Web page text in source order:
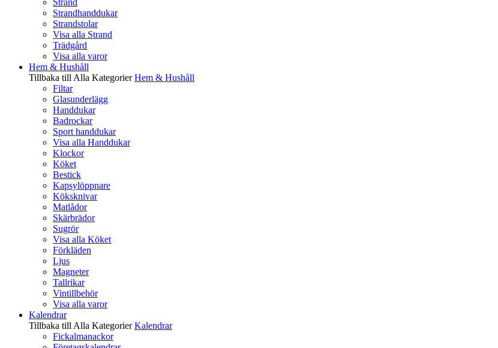
Strand
Strandhanddukar
Strandstolar
Visa alla Strand
Trädgård
Visa alla varor
Hem & Hushåll
Tillbaka till Alla Kategorier Hem & Hushåll
Filtar
Glasunderlägg
Handdukar
Badrockar
Sport handdukar
Visa alla Handdukar
Klockor
Köket
Bestick
Kapsylöppnare
Köksknivar
Matlådor
Skärbrädor
Sugrör
Visa alla Köket
Förkläden
Ljus
Magneter
Tallrikar
Vintillbehör
Visa alla varor
Kalendrar
Tillbaka till Alla Kategorier Kalendrar
Fickalmanackor